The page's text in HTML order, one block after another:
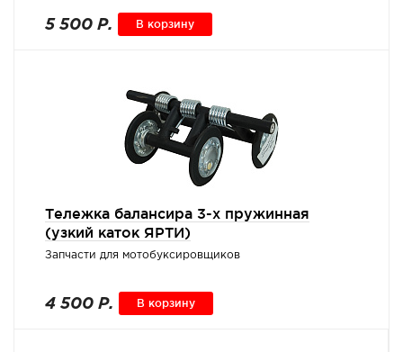
5 500 Р. В корзину
Тележка балансира 3-х пружинная
(узкий каток ЯРТИ)
Запчасти для мотобуксировщиков
4 500 Р. В корзину